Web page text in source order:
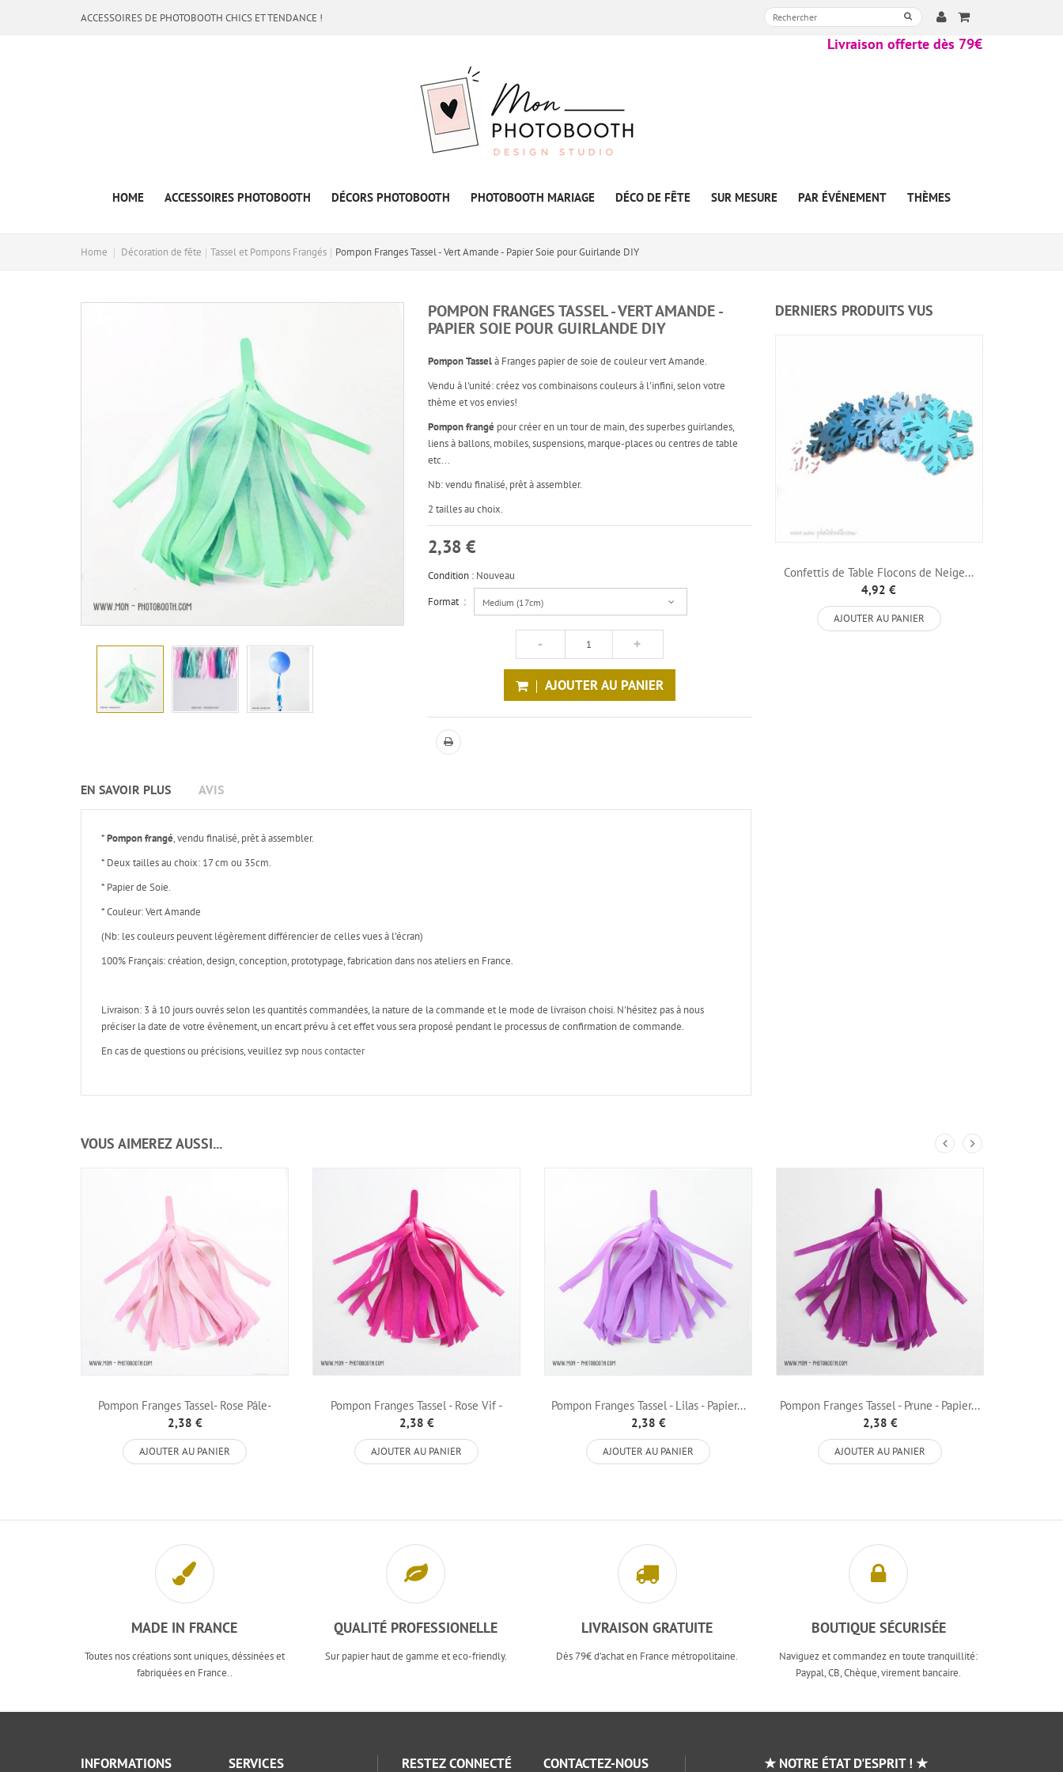
ACCESSOIRES DE PHOTOBOOTH CHICS ET TENDANCE !
Livraison offerte dès 79€
HOME ACCESSOIRES PHOTOBOOTH DÉCORS PHOTOBOOTH PHOTOBOOTH MARIAGE DÉCO DE FÊTE SUR MESURE PAR ÉVÉNEMENT THÈMES
Home Décoration de fête Tassel et Pompons Frangés Pompon Franges Tassel - Vert Amande - Papier Soie pour Guirlande DIY
POMPON FRANGES TASSEL - VERT AMANDE -
PAPIER SOIE POUR GUIRLANDE DIY
Pompon Tasselà Franges papier de soie de couleur vert Amande.
Vendu à l'unité: créez vos combinaisons couleurs à l'infini, selon votre
thème et vos envies!
Pompon frangé pour créer en un tour de main, des superbes guirlandes,
liens à ballons, mobiles, suspensions, marque-places ou centres de table
etc...
Nb: vendu finalisé, prêt à assembler.
2 tailles au choix.
2,38 €
Condition : Nouveau
Format :
Medium (17cm)
AJOUTER AU PANIER
EN SAVOIR PLUS AVIS
*Pompon frangé, vendu finalisé, prêt à assembler.
* Deux tailles au choix: 17 cm ou 35cm.
* Papier de Soie.
* Couleur: Vert Amande
(Nb: les couleurs peuvent légèrement différencier de celles vues à l'écran)
100% Français: création, design, conception, prototypage, fabrication dans nos ateliers en France.
Livraison: 3 à 10 jours ouvrés selon les quantités commandées, la nature de la commande et le mode de livraison choisi. N'hésitez pas à nous
préciser la date de votre évènement, un encart prévu à cet effet vous sera proposé pendant le processus de confirmation de commande.
En cas de questions ou précisions, veuillez svp nous contacter
DERNIERS PRODUITS VUS
Confettis de Table Flocons de Neige...
4,92 €
AJOUTER AU PANIER
VOUS AIMEREZ AUSSI...
Pompon Franges Tassel- Rose Pâle-
Papier...
2,38 €
AJOUTER AU PANIER
Pompon Franges Tassel - Rose Vif -
Papier...
2,38 €
AJOUTER AU PANIER
Pompon Franges Tassel - Lilas - Papier...
2,38 €
AJOUTER AU PANIER
Pompon Franges Tassel - Prune - Papier...
2,38 €
AJOUTER AU PANIER
MADE IN FRANCE
Toutes nos créations sont uniques, déssinées et
fabriquées en France..
QUALITÉ PROFESSIONELLE
Sur papier haut de gamme et eco-friendly.
LIVRAISON GRATUITE
Dès 79€ d'achat en France métropolitaine.
BOUTIQUE SÉCURISÉE
Naviguez et commandez en toute tranquillité:
Paypal, CB, Chèque, virement bancaire.
INFORMATIONS SERVICES RESTEZ CONNECTÉ CONTACTEZ-NOUS ★ NOTRE ÉTAT D'ESPRIT ! ★